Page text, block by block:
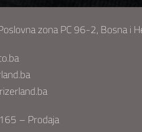
zona PC 96-2, Bosna i
– Prodaja